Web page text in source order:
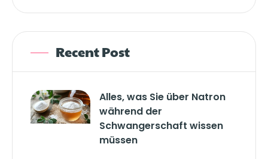
Recent Post
Alles, was Sie über Natron
während der
Schwangerschaft wissen
müssen